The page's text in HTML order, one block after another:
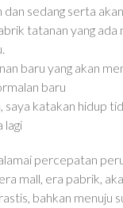
dan sedang serta akan
tatanan yang ada
baru yang akan
baru
saya katakan hidup
lagi
percepatan
mall, era pabrik,
bahkan menuju